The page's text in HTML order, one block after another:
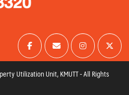
Utilization Unit, KMUTT - All Rights